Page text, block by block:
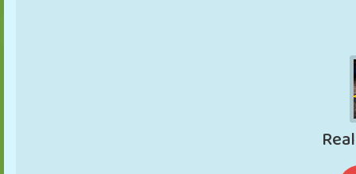
ROBOT